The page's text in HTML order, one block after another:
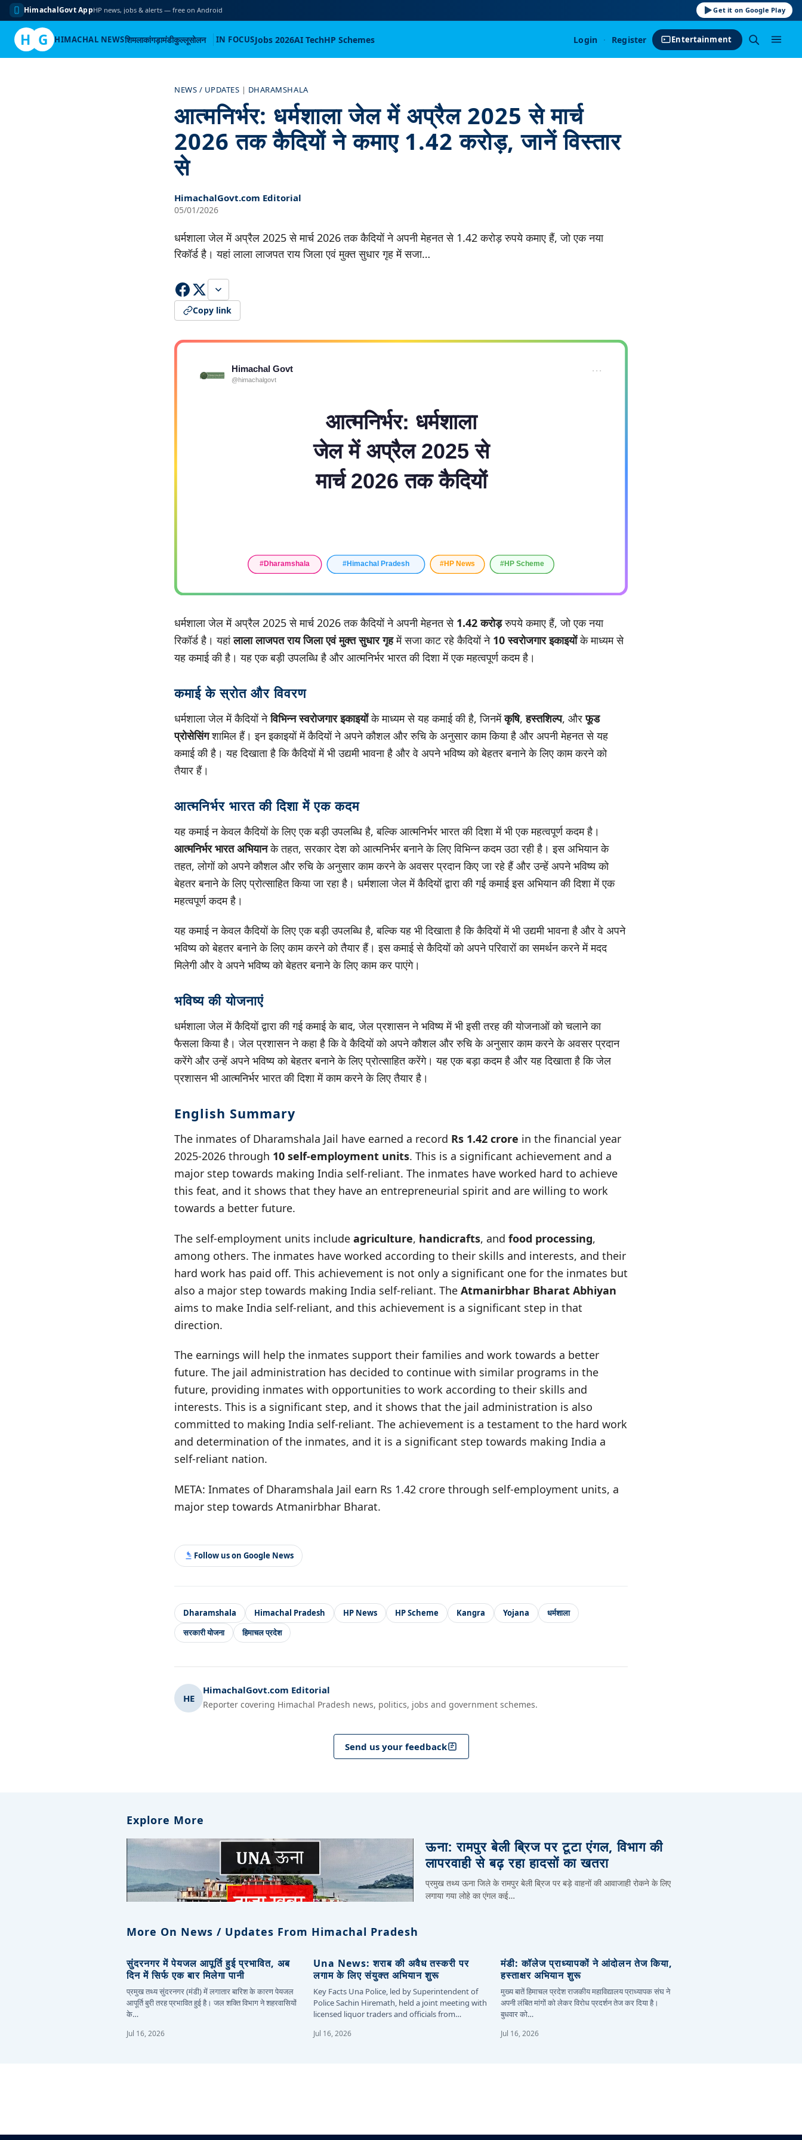
HimachalGovt AppHP news, jobs & alerts — free on Android Get it on Google Play
H G HIMACHAL NEWSशिमलाकांगड़ामंडीकुल्लूसोलन IN FOCUSJobs 2026AI TechHP Schemes Login · Register Entertainment
NEWS / UPDATES | DHARAMSHALA
आत्मनिर्भर: धर्मशाला जेल में अप्रैल 2025 से मार्च
2026 तक कैदियों ने कमाए 1.42 करोड़, जानें विस्तार
से
HimachalGovt.com Editorial
05/01/2026
धर्मशाला जेल में अप्रैल 2025 से मार्च 2026 तक कैदियों ने अपनी मेहनत से 1.42 करोड़ रुपये कमाए हैं, जो एक नया
रिकॉर्ड है। यहां लाला लाजपत राय जिला एवं मुक्त सुधार गृह में सजा…
Copy link
धर्मशाला जेल में अप्रैल 2025 से मार्च 2026 तक कैदियों ने अपनी मेहनत से 1.42 करोड़रुपये कमाए हैं, जो एक नया
रिकॉर्ड है। यहांलाला लाजपत राय जिला एवं मुक्त सुधार गृहमें सजा काट रहे कैदियों ने 10 स्वरोजगार इकाइयोंके माध्यम से
यह कमाई की है। यह एक बड़ी उपलब्धि है और आत्मनिर्भर भारत की दिशा में एक महत्वपूर्ण कदम है।
कमाई के स्रोत और विवरण
धर्मशाला जेल में कैदियों नेविभिन्न स्वरोजगार इकाइयोंके माध्यम से यह कमाई की है, जिनमेंकृषि,हस्तशिल्प, औरफूड
प्रोसेसिंगशामिल हैं। इन इकाइयों में कैदियों ने अपने कौशल और रुचि के अनुसार काम किया है और अपनी मेहनत से यह
कमाई की है। यह दिखाता है कि कैदियों में भी उद्यमी भावना है और वे अपने भविष्य को बेहतर बनाने के लिए काम करने को
तैयार हैं।
आत्मनिर्भर भारत की दिशा में एक कदम
यह कमाई न केवल कैदियों के लिए एक बड़ी उपलब्धि है, बल्कि आत्मनिर्भर भारत की दिशा में भी एक महत्वपूर्ण कदम है।
आत्मनिर्भर भारत अभियानके तहत, सरकार देश को आत्मनिर्भर बनाने के लिए विभिन्न कदम उठा रही है। इस अभियान के
तहत, लोगों को अपने कौशल और रुचि के अनुसार काम करने के अवसर प्रदान किए जा रहे हैं और उन्हें अपने भविष्य को
बेहतर बनाने के लिए प्रोत्साहित किया जा रहा है। धर्मशाला जेल में कैदियों द्वारा की गई कमाई इस अभियान की दिशा में एक
महत्वपूर्ण कदम है।
यह कमाई न केवल कैदियों के लिए एक बड़ी उपलब्धि है, बल्कि यह भी दिखाता है कि कैदियों में भी उद्यमी भावना है और वे अपने
भविष्य को बेहतर बनाने के लिए काम करने को तैयार हैं। इस कमाई से कैदियों को अपने परिवारों का समर्थन करने में मदद
मिलेगी और वे अपने भविष्य को बेहतर बनाने के लिए काम कर पाएंगे।
भविष्य की योजनाएं
धर्मशाला जेल में कैदियों द्वारा की गई कमाई के बाद, जेल प्रशासन ने भविष्य में भी इसी तरह की योजनाओं को चलाने का
फैसला किया है। जेल प्रशासन ने कहा है कि वे कैदियों को अपने कौशल और रुचि के अनुसार काम करने के अवसर प्रदान
करेंगे और उन्हें अपने भविष्य को बेहतर बनाने के लिए प्रोत्साहित करेंगे। यह एक बड़ा कदम है और यह दिखाता है कि जेल
प्रशासन भी आत्मनिर्भर भारत की दिशा में काम करने के लिए तैयार है।
English Summary
The inmates of Dharamshala Jail have earned a record Rs 1.42 crore in the financial year
2025-2026 through 10 self-employment units. This is a significant achievement and a
major step towards making India self-reliant. The inmates have worked hard to achieve
this feat, and it shows that they have an entrepreneurial spirit and are willing to work
towards a better future.
The self-employment units include agriculture, handicrafts, and food processing,
among others. The inmates have worked according to their skills and interests, and their
hard work has paid off. This achievement is not only a significant one for the inmates but
also a major step towards making India self-reliant. The Atmanirbhar Bharat Abhiyan
aims to make India self-reliant, and this achievement is a significant step in that
direction.
The earnings will help the inmates support their families and work towards a better
future. The jail administration has decided to continue with similar programs in the
future, providing inmates with opportunities to work according to their skills and
interests. This is a significant step, and it shows that the jail administration is also
committed to making India self-reliant. The achievement is a testament to the hard work
and determination of the inmates, and it is a significant step towards making India a
self-reliant nation.
META: Inmates of Dharamshala Jail earn Rs 1.42 crore through self-employment units, a
major step towards Atmanirbhar Bharat.
Follow us on Google News
Dharamshala Himachal Pradesh HP News HP Scheme Kangra Yojana
धर्मशाला
सरकारी योजना
हिमाचल प्रदेश
HE
HimachalGovt.com Editorial
Reporter covering Himachal Pradesh news, politics, jobs and government schemes.
Send us your feedback
Explore More
ऊना: रामपुर बेली ब्रिज पर टूटा एंगल, विभाग की
लापरवाही से बढ़ रहा हादसों का खतरा
प्रमुख तथ्य ऊना जिले के रामपुर बेली ब्रिज पर बड़े वाहनों की आवाजाही रोकने के लिए
लगाया गया लोहे का एंगल कई…
More On News / Updates From Himachal Pradesh
सुंदरनगर में पेयजल आपूर्ति हुई प्रभावित, अब
दिन में सिर्फ एक बार मिलेगा पानी
प्रमुख तथ्य सुंदरनगर (मंडी) में लगातार बारिश के कारण पेयजल
आपूर्ति बुरी तरह प्रभावित हुई है। जल शक्ति विभाग ने शहरवासियों
के…
Jul 16, 2026
Una News: शराब की अवैध तस्करी पर
लगाम के लिए संयुक्त अभियान शुरू
Key Facts Una Police, led by Superintendent of
Police Sachin Hiremath, held a joint meeting with
licensed liquor traders and officials from…
Jul 16, 2026
मंडी: कॉलेज प्राध्यापकों ने आंदोलन तेज किया,
हस्ताक्षर अभियान शुरू
मुख्य बातें हिमाचल प्रदेश राजकीय महाविद्यालय प्राध्यापक संघ ने
अपनी लंबित मांगों को लेकर विरोध प्रदर्शन तेज कर दिया है।
बुधवार को…
Jul 16, 2026